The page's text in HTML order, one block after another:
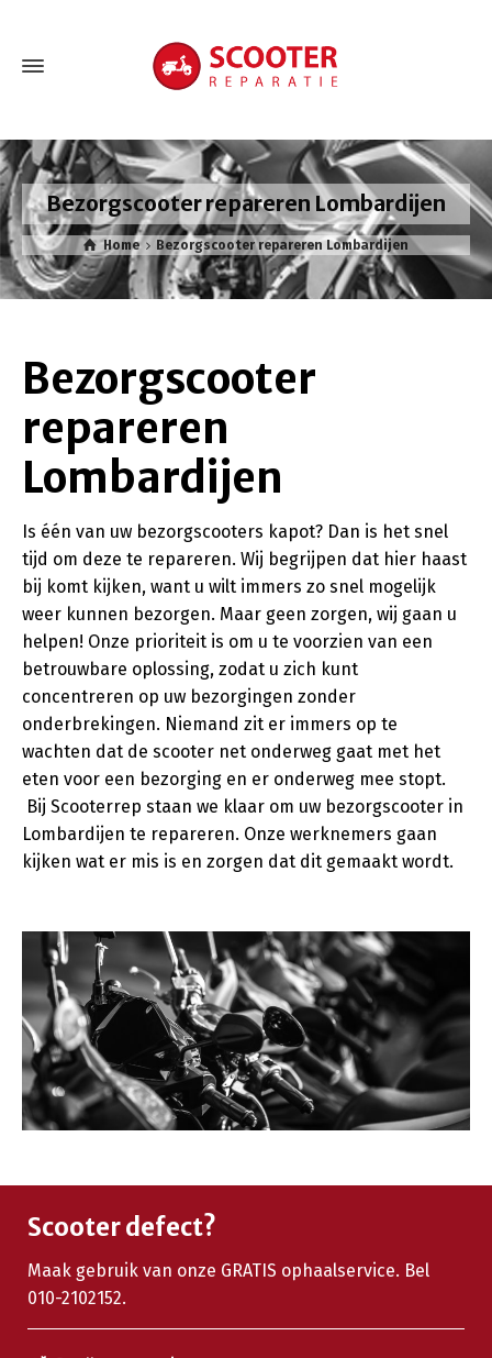
Bezorgscooter repareren Lombardijen
Home Bezorgscooter repareren Lombardijen
Bezorgscooter
repareren
Lombardijen
Is één van uw bezorgscooters kapot? Dan is het snel
tijd om deze te repareren. Wij begrijpen dat hier haast
bij komt kijken, want u wilt immers zo snel mogelijk
weer kunnen bezorgen. Maar geen zorgen, wij gaan u
helpen! Onze prioriteit is om u te voorzien van een
betrouwbare oplossing, zodat u zich kunt
concentreren op uw bezorgingen zonder
onderbrekingen. Niemand zit er immers op te
wachten dat de scooter net onderweg gaat met het
eten voor een bezorging en er onderweg mee stopt.
Bij Scooterrep staan we klaar om uw bezorgscooter in
Lombardijen te repareren. Onze werknemers gaan
kijken wat er mis is en zorgen dat dit gemaakt wordt.
Scooter defect?
Maak gebruik van onze GRATIS ophaalservice. Bel
010-2102152.